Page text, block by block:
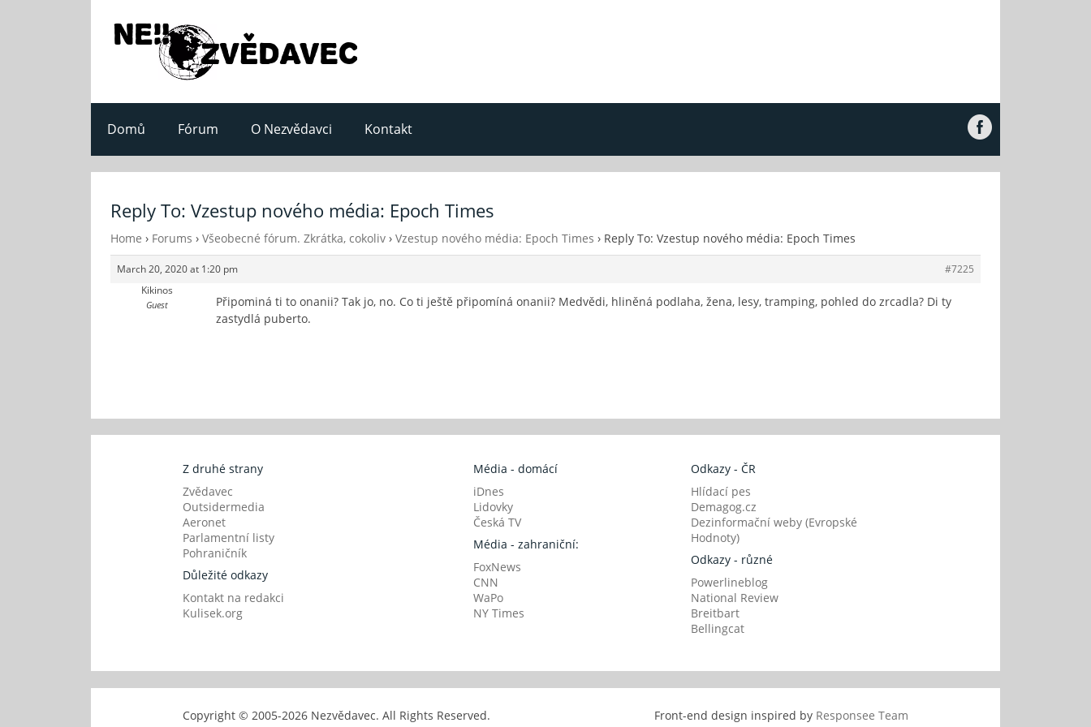
Domů Fórum O Nezvědavci Kontakt
Reply To: Vzestup nového média: Epoch Times
Home › Forums › Všeobecné fórum. Zkrátka, cokoliv › Vzestup nového média: Epoch Times › Reply To: Vzestup nového média: Epoch Times
March 20, 2020 at 1:20 pm
#7225
Kikinos
Guest
Připominá ti to onanii? Tak jo, no. Co ti ještě připomíná onanii? Medvědi, hliněná podlaha, žena, lesy, tramping, pohled do zrcadla? Di ty
zastydlá puberto.
Z druhé strany
Zvědavec
Outsidermedia
Aeronet
Parlamentní listy
Pohraničník
Důležité odkazy
Kontakt na redakci
Kulisek.org
Média - domácí
iDnes
Lidovky
Česká TV
Média - zahraniční:
FoxNews
CNN
WaPo
NY Times
Odkazy - ČR
Hlídací pes
Demagog.cz
Dezinformační weby (Evropské
Hodnoty)
Odkazy - různé
Powerlineblog
National Review
Breitbart
Bellingcat
Copyright © 2005-2026 Nezvědavec. All Rights Reserved. Front-end design inspired by Responsee Team